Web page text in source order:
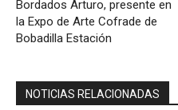
Bordados Arturo, presente en
la Expo de Arte Cofrade de
Bobadilla Estación
NOTICIAS RELACIONADAS